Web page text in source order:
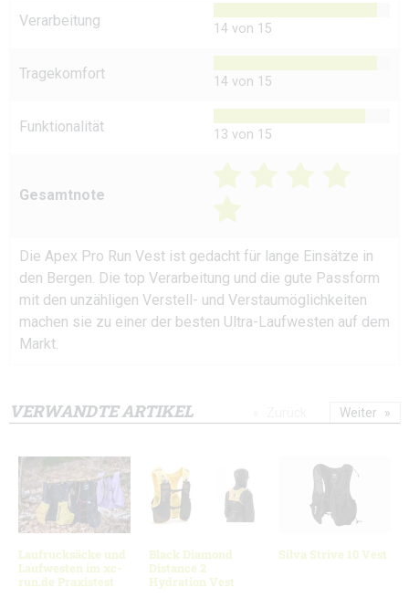
Verarbeitung 14 von 15
Tragekomfort 14 von 15
Funktionalität 13 von 15
Gesamtnote
Die Apex Pro Run Vest ist gedacht für lange Einsätze in
den Bergen. Die top Verarbeitung und die gute Passform
mit den unzähligen Verstell- und Verstaumöglichkeiten
machen sie zu einer der besten Ultra-Laufwesten auf dem
Markt.
VERWANDTE ARTIKEL
Laufrucksäcke und
Laufwesten im xc-
run.de Praxistest
Black Diamond
Distance 2
Hydration Vest
Silva Strive 10 Vest
Weiter